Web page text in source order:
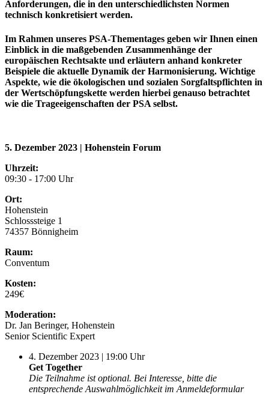
Anforderungen, die in den unterschiedlichsten Normen
technisch konkretisiert werden.
Im Rahmen unseres PSA-Thementages geben wir Ihnen einen
Einblick in die maßgebenden Zusammenhänge der
europäischen Rechtsakte und erläutern anhand konkreter
Beispiele die aktuelle Dynamik der Harmonisierung. Wichtige
Aspekte, wie die ökologischen und sozialen Sorgfaltspflichten in
der Wertschöpfungskette werden hierbei genauso betrachtet
wie die Trageeigenschaften der PSA selbst.
5. Dezember 2023 | Hohenstein Forum
Uhrzeit:
09:30 - 17:00 Uhr
Ort:
Hohenstein
Schlosssteige 1
74357 Bönnigheim
Raum:
Conventum
Kosten:
249€
Moderation:
Dr. Jan Beringer, Hohenstein
Senior Scientific Expert
4. Dezember 2023 | 19:00 Uhr
Get Together
Die Teilnahme ist optional. Bei Interesse, bitte die
entsprechende Auswahlmöglichkeit im Anmeldeformular